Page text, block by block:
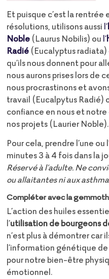
Et puisque c’est la
résolutions, utilisons aussi l’
Noble(Laurus Nobilis) ou l’
Radié(Eucalyptus radiata)
qu’ils nous donnent pour
nous aurons prises lors de
nous procrastinons et
travail (Eucalpytus Radié)
confiance en nous et
nos projets (Laurier Noble).
Pour cela, prendre l’une
minutes 3 à 4 fois dans la
Réservé à l’adulte. Ne
ou allaitantes ni aux
Compléter avec la
L’action des huiles
l’utilisation de bourgeons
n’est plus à démontrer
l’information génétique de
pour notre bien-être
émotionnel.